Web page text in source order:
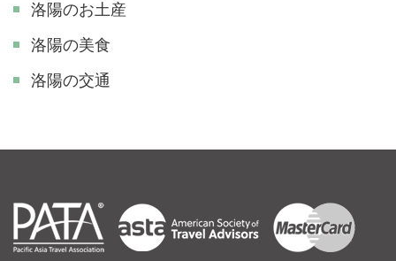
洛陽のお土産
洛陽の美食
洛陽の交通